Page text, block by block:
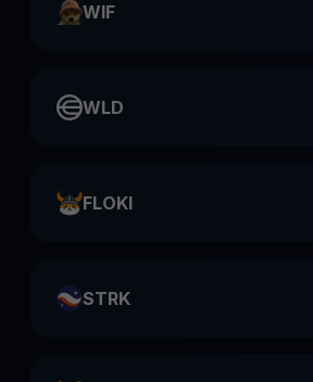
WIF
WLD
FLOKI
STRK